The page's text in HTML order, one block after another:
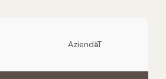
AziendaIT